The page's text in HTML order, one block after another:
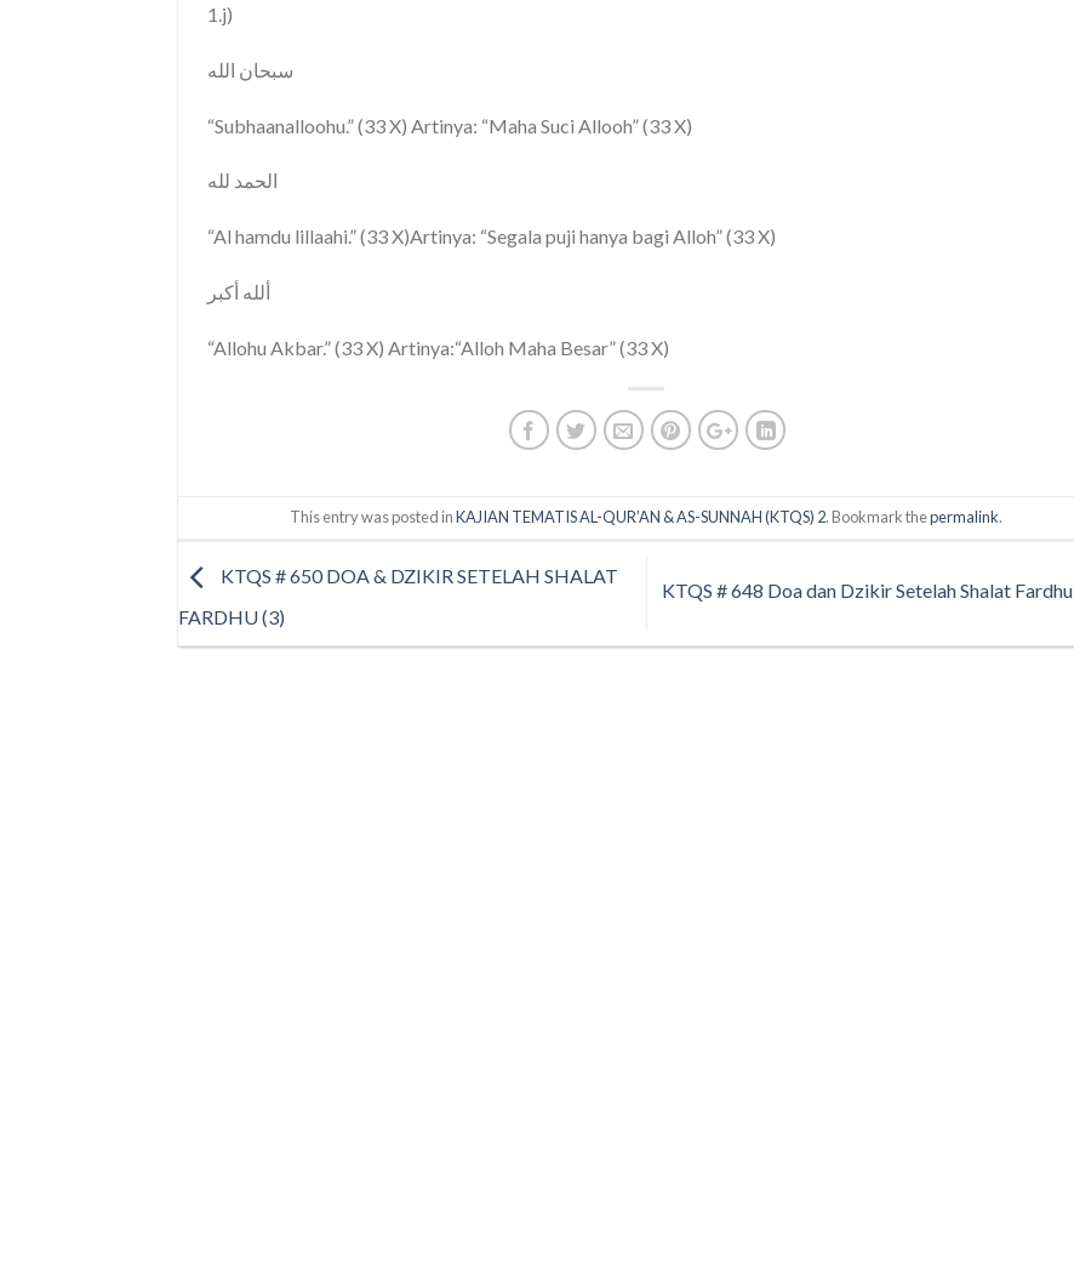
1.j)
سبحان الله
“Subhaanalloohu.” (33 X) Artinya: “Maha Suci Allooh” (33 X)
الحمد لله
“Al hamdu lillaahi.” (33 X)Artinya: “Segala puji hanya bagi Alloh” (33 X)
ألله أكبر
“Allohu Akbar.” (33 X) Artinya:“Alloh Maha Besar” (33 X)
This entry was posted inKAJIAN TEMATIS AL-QUR’AN & AS-SUNNAH (KTQS) 2. Bookmark thepermalink.
KTQS # 650 DOA & DZIKIR SETELAH SHALAT
FARDHU (3)
KTQS # 648 Doa dan Dzikir Setelah Shalat Fardhu